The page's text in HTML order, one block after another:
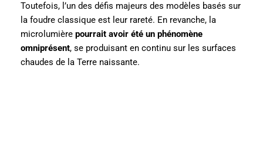
Toutefois, l’un des défis majeurs des modèles basés sur
la foudre classique est leur rareté. En revanche, la
microlumière pourrait avoir été un phénomène
omniprésent, se produisant en continu sur les surfaces
chaudes de la Terre naissante.